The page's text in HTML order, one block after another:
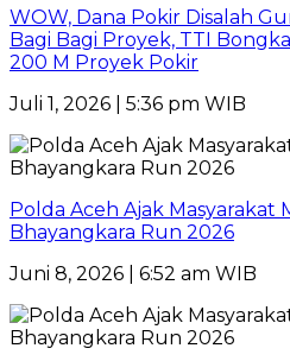
WOW, Dana Pokir Disalah
Bagi Bagi Proyek, TTI
200 M Proyek Pokir
Juli 1, 2026 | 5:36 pm WIB
Polda Aceh Ajak Masyarakat
Bhayangkara Run 2026
Juni 8, 2026 | 6:52 am WIB